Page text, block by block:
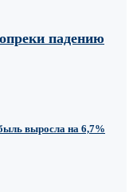
падению
выросла на 6,7%